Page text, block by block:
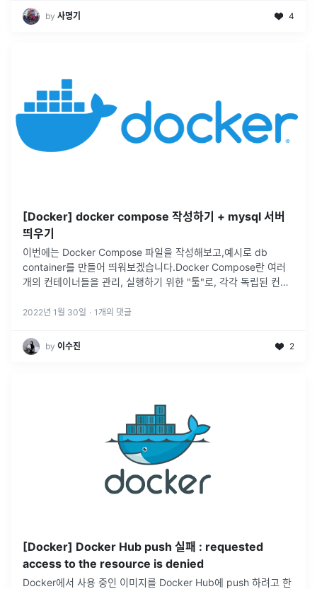
by 사명기 4
[Docker] docker compose 작성하기 + mysql 서버
띄우기
이번에는 Docker Compose 파일을 작성해보고,예시로 db
container를 만들어 띄워보겠습니다.Docker Compose란 여러
개의 컨테이너들을 관리, 실행하기 위한 "툴"로, 각각 독립된 컨테
하...
2022년 1월 30일 · 1 개의 댓글
by 이수진 2
[Docker] Docker Hub push 실패 : requested
access to the resource is denied
Docker에서 사용 중인 이미지를 Docker Hub에 push 하려고 한